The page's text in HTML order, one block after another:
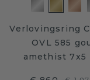
Verlovingsring
OVL 585
amethist 7x5